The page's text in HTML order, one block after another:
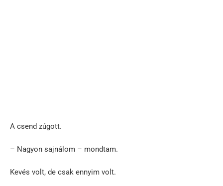
A csend zúgott.
– Nagyon sajnálom – mondtam.
Kevés volt, de csak ennyim volt.